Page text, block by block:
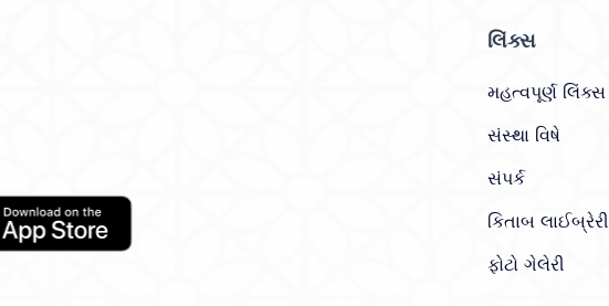
લિંક્સ
મહત્વપૂર્ણ લિંક્સ
સંસ્થા વિષે
સંપર્ક
કિતાબ લાઈબ્રેરી
ફોટો ગેલેરી